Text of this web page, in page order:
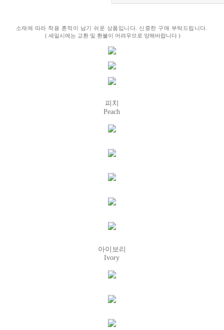
소재에 따라 착용 흔적이 남기 쉬운 상품입니다. 신중한 구매 부탁드립니다.
( 세일시에는 교환 및 환불이 어려우므로 양해바랍니다 )
피치
Peach
아이보리
Ivory